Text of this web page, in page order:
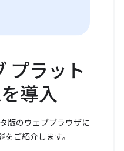
プラット
導入
版のウェブブラウザに
ご紹介します。